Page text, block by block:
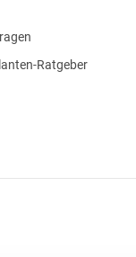
Ratgeber